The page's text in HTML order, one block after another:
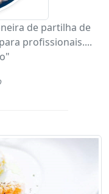
de partilha de
profissionais....